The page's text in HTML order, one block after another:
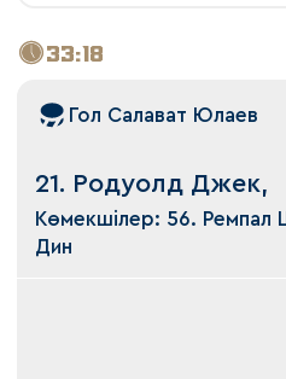
33:18
Гол Салават Юлаев
21. Родуолд Джек,
Көмекшілер: 56.
Дин